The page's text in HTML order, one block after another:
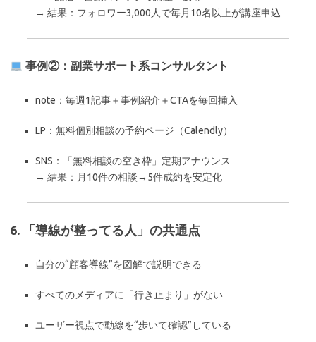
→ 結果：フォロワー3,000人で毎月10名以上が講座申込
事例②：副業サポート系コンサルタント
note：毎週1記事＋事例紹介＋CTAを毎回挿入
LP：無料個別相談の予約ページ（Calendly）
SNS：「無料相談の空き枠」定期アナウンス
→ 結果：月10件の相談→5件成約を安定化
6. 「導線が整ってる人」の共通点
自分の“顧客導線”を図解で説明できる
すべてのメディアに「行き止まり」がない
ユーザー視点で動線を“歩いて確認”している